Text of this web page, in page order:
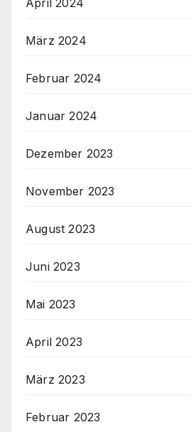
April 2024
März 2024
Februar 2024
Januar 2024
Dezember 2023
November 2023
August 2023
Juni 2023
Mai 2023
April 2023
März 2023
Februar 2023